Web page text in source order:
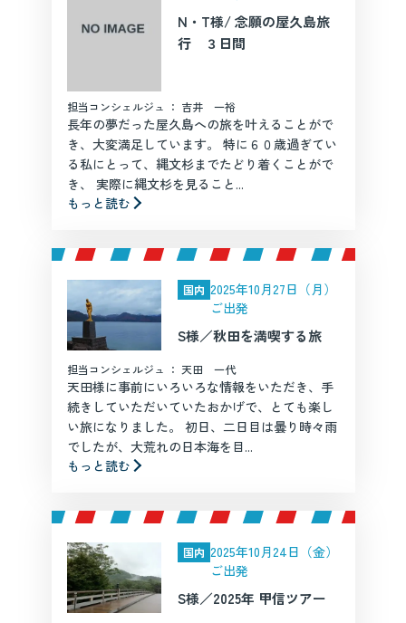
N・T様/ 念願の屋久島旅
行 ３日間
担当コンシェルジュ ： 吉井 一裕
長年の夢だった屋久島への旅を叶えることがで
き、大変満足しています。 特に６０歳過ぎてい
る私にとって、縄文杉までたどり着くことがで
き、 実際に縄文杉を見ること...
もっと読む
国内 2025年10月27日（月）
ご出発
S様／秋田を満喫する旅
担当コンシェルジュ ： 天田 一代
天田様に事前にいろいろな情報をいただき、手
続きしていただいていたおかげで、とても楽し
い旅になりました。 初日、二日目は曇り時々雨
でしたが、大荒れの日本海を目...
もっと読む
国内 2025年10月24日（金）
ご出発
S様／2025年 甲信ツアー